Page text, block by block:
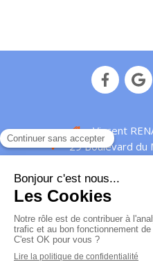
Vincent
29 Boulevard du
© Vincent Renard -